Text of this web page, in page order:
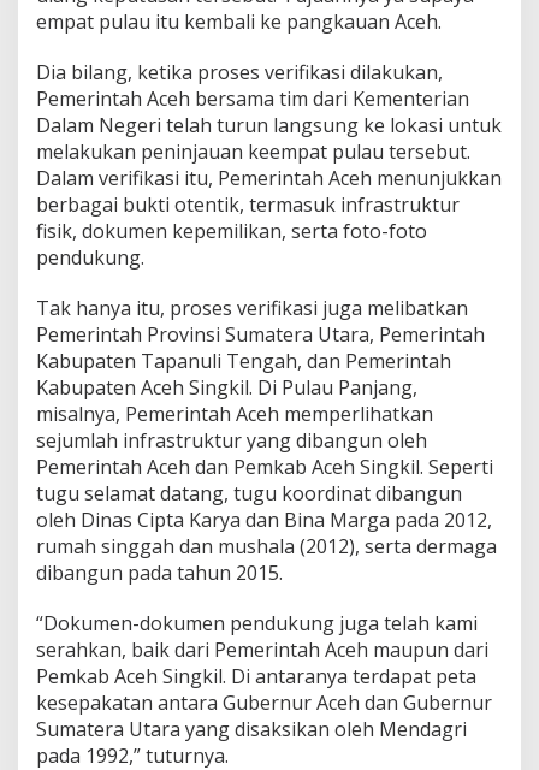
n
j
l
a
s
a
n
n
y
a
empat pulau itu kembali ke pangkauan Aceh.
Dia bilang, ketika proses verifikasi dilakukan,
Pemerintah Aceh bersama tim dari Kementerian
Dalam Negeri telah turun langsung ke lokasi untuk
melakukan peninjauan keempat pulau tersebut.
Dalam verifikasi itu, Pemerintah Aceh menunjukkan
berbagai bukti otentik, termasuk infrastruktur
fisik, dokumen kepemilikan, serta foto-foto
pendukung.
Tak hanya itu, proses verifikasi juga melibatkan
Pemerintah Provinsi Sumatera Utara, Pemerintah
Kabupaten Tapanuli Tengah, dan Pemerintah
Kabupaten Aceh Singkil. Di Pulau Panjang,
misalnya, Pemerintah Aceh memperlihatkan
sejumlah infrastruktur yang dibangun oleh
Pemerintah Aceh dan Pemkab Aceh Singkil. Seperti
tugu selamat datang, tugu koordinat dibangun
oleh Dinas Cipta Karya dan Bina Marga pada 2012,
rumah singgah dan mushala (2012), serta dermaga
dibangun pada tahun 2015.
“Dokumen-dokumen pendukung juga telah kami
serahkan, baik dari Pemerintah Aceh maupun dari
Pemkab Aceh Singkil. Di antaranya terdapat peta
kesepakatan antara Gubernur Aceh dan Gubernur
Sumatera Utara yang disaksikan oleh Mendagri
pada 1992,” tuturnya.